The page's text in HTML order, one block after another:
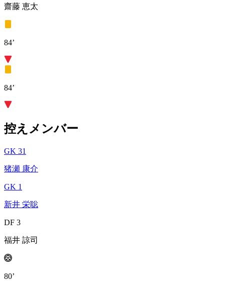
齋藤 恵太
84’
84’
控えメンバー
GK 31
猪瀬 康介
GK 1
新井 栄聡
DF 3
福井 諒司
80’